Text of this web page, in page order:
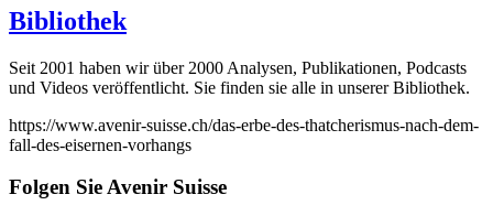
Bibliothek
Seit 2001 haben wir über 2000 Analysen, Publikationen, Podcasts
und Videos veröffentlicht. Sie finden sie alle in unserer Bibliothek.
https://www.avenir-suisse.ch/das-erbe-des-thatcherismus-nach-dem-
fall-des-eisernen-vorhangs
Folgen Sie Avenir Suisse